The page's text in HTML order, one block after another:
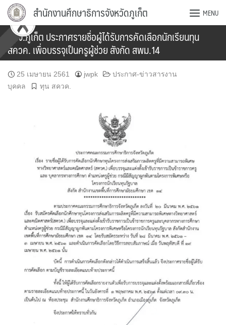
Skip
content
สำนักงานศึกษาธิการจังหวัดภูเก็ต MENU
กศจ.ภูเก็ต ประกาศรายชื่อผู้ได้รับการคัดเลือกนักเรียนทุน
สควค. เพื่อบรรจุเป็นครูผู้ช่วย สังกัด สพม.14
25 เมษายน 2561 jwpk
ประกาศ-ข่าวสารงาน
บุคคล
ทุน สควค.